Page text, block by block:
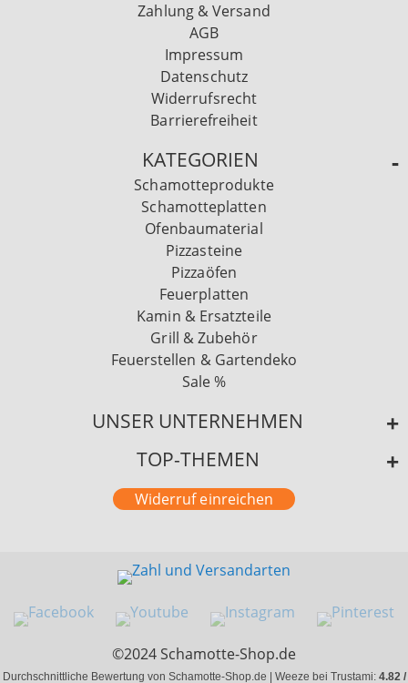
Zahlung & Versand
AGB
Impressum
Datenschutz
Widerrufsrecht
Barrierefreiheit
KATEGORIEN
Schamotteprodukte
Schamotteplatten
Ofenbaumaterial
Pizzasteine
Pizzaöfen
Feuerplatten
Kamin & Ersatzteile
Grill & Zubehör
Feuerstellen & Gartendeko
Sale %
UNSER UNTERNEHMEN
TOP-THEMEN
Widerruf einreichen
©2024 Schamotte-Shop.de
Durchschnittliche Bewertung von Schamotte-Shop.de | Weeze bei Trustami: 4.82 /